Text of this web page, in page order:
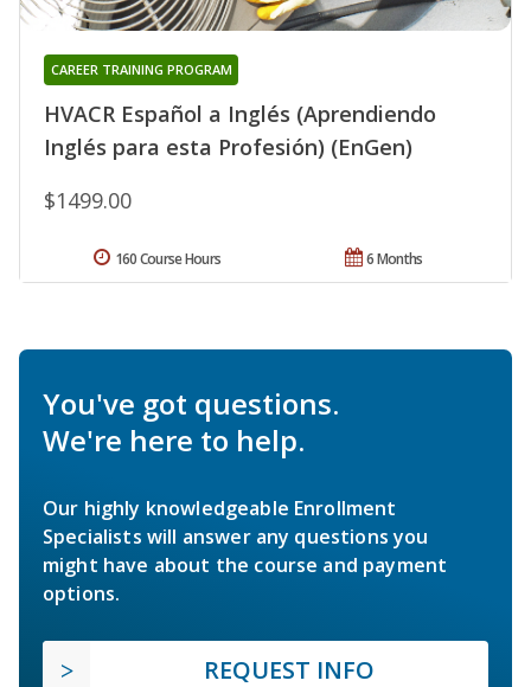
HVACR Español a Inglés (Aprendiendo
Inglés para esta Profesión) (EnGen)
CAREER TRAINING PROGRAM
$1499.00
6 Months
160 Course Hours
You've got questions.
We're here to help.
Our highly knowledgeable Enrollment
Specialists will answer any questions you
might have about the course and payment
options.
REQUEST INFO